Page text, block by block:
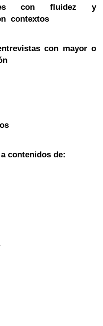
con fluidez y
contextos
con mayor o
contenidos de: